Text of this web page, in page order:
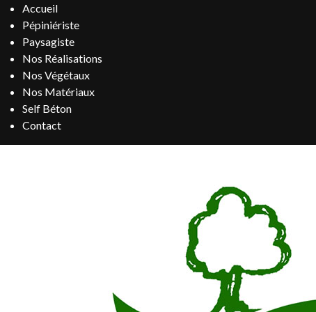
Accueil
Pépiniériste
Paysagiste
Nos Réalisations
Nos Végétaux
Nos Matériaux
Self Béton
Contact